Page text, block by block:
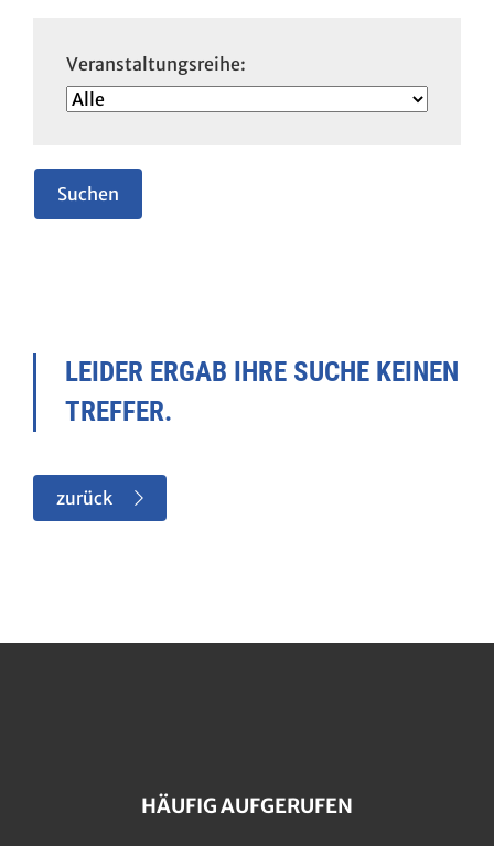
Veranstaltungsreihe:
LEIDER ERGAB IHRE SUCHE KEINEN
TREFFER.
zurück
HÄUFIG AUFGERUFEN